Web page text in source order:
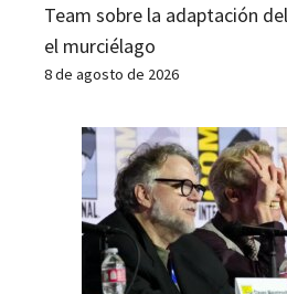
Team sobre la adaptación
el murciélago
8 de agosto de 2026